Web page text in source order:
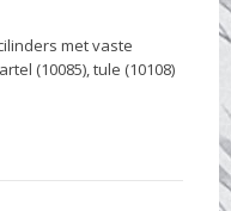
met vaste
(10085), tule (10108)